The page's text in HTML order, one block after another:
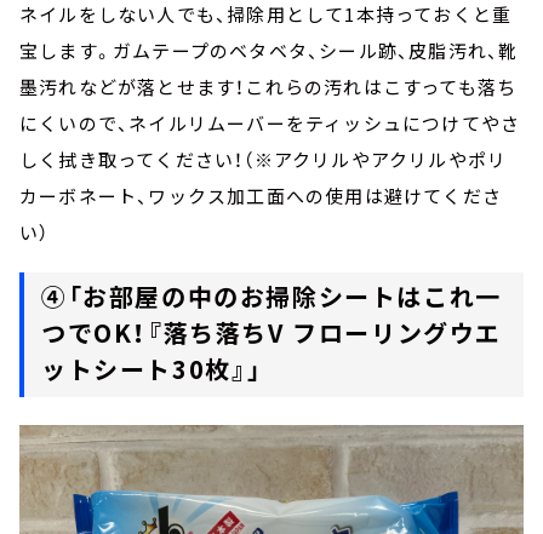
ネイルをしない人でも、掃除用として1本持っておくと重
宝します。ガムテープのベタベタ、シール跡、皮脂汚れ、靴
墨汚れなどが落とせます！これらの汚れはこすっても落ち
にくいので、ネイルリムーバーをティッシュにつけてやさ
しく拭き取ってください！（※アクリルやアクリルやポリ
カーボネート、ワックス加工面への使用は避けてくださ
い）
④「お部屋の中のお掃除シートはこれ一
つでOK！『落ち落ちV フローリングウエ
ットシート30枚』」